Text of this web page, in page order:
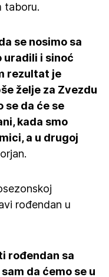
taboru.
se nosimo sa
uradili i sinoć
rezultat je
želje za Zvezdu
se da će se
kada smo
a u drugoj
rođendan u
rođendan sa
da ćemo se u